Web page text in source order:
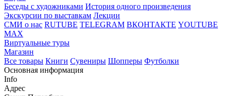
Беседы с художниками История одного произведения
Экскурсии по выставкам Лекции
СМИ о нас RUTUBE TELEGRAM ВКОНТАКТЕ YOUTUBE
MAX
Виртуальные туры
Магазин
Все товары Книги Сувениры Шопперы Футболки
Основная информация
Info
Адрес